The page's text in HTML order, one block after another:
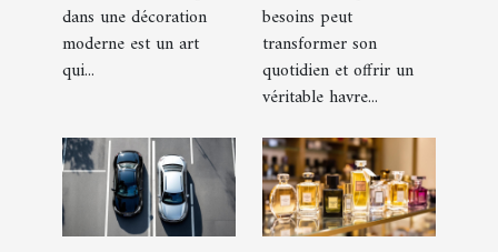
moderne ?
dans une décoration
moderne est un art
qui...
votre espace
extérieur ?
besoins peut
transformer son
quotidien et offrir un
véritable havre...